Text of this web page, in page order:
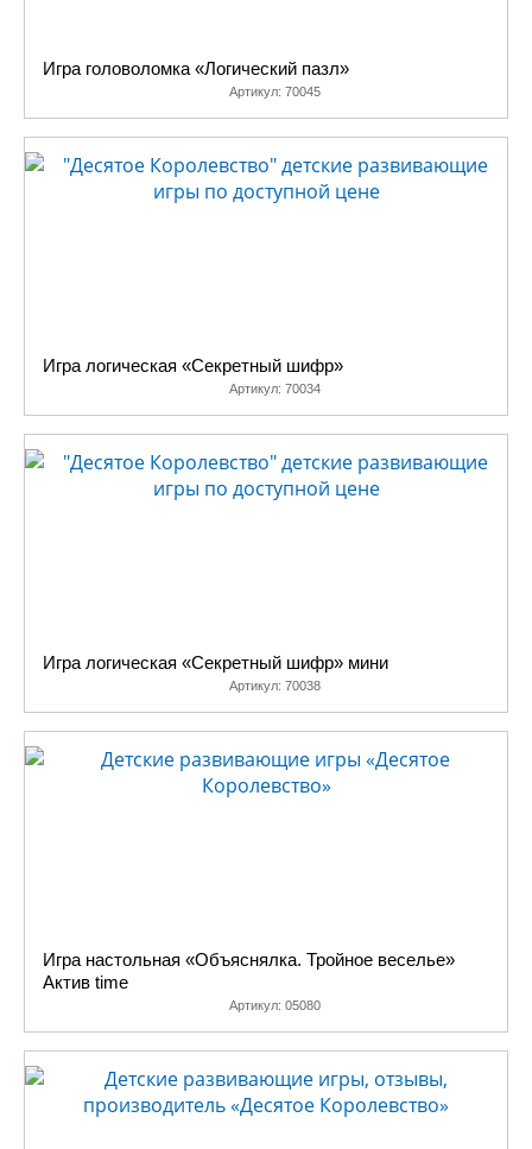
Игра головоломка «Логический пазл»
Артикул: 70045
Игра логическая «Секретный шифр»
Артикул: 70034
Игра логическая «Секретный шифр» мини
Артикул: 70038
Игра настольная «Объяснялка. Тройное веселье»
Актив time
Артикул: 05080